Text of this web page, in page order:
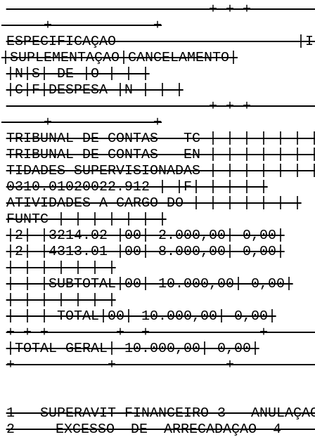
------------------------+-+-
-----+------------+
ESPECIFICAÇAO
|SUPLEMENTAÇAO|CANCELAMENTO|
|N|S| DE |O | | |
|C|F|DESPESA |N | | |
------------------------+-+-
-----+------------+
TRIBUNAL DE CONTAS - TC | | | | | |
TRIBUNAL DE CONTAS - EN-| | | | | |
TIDADES SUPERVISIONADAS | | | | | |
0310.01020022.912 | |F| | | | |
ATIVIDADES A CARGO DO | | | | | | |
FUNTC | | | | | | |
|2| |3214.02 |00| 2.000,00| 0,00|
|2| |4313.01 |00| 8.000,00| 0,00|
| | | | | | |
| | |SUBTOTAL|00| 10.000,00| 0,00|
| | | | | | |
| | | TOTAL|00| 10.000,00| 0,00|
+-+-+--------+--+-------------
|TOTAL GERAL| 10.000,00| 0,00|
+-----------+-------------
1 - SUPERAVIT FINANCEIRO 3 -
2 - EXCESSO DE ARRECADAÇAO 4 -